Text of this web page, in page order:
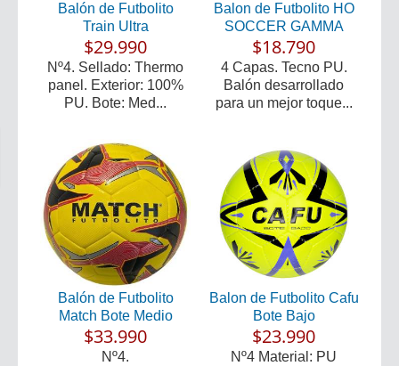
Balón de Futbolito
Train Ultra
$29.990
Nº4. Sellado: Thermo
panel. Exterior: 100%
PU. Bote: Med...
Balon de Futbolito HO
SOCCER GAMMA
$18.790
4 Capas. Tecno PU.
Balón desarrollado
para un mejor toque...
Balón de Futbolito
Match Bote Medio
$33.990
Nº4.
Balon de Futbolito Cafu
Bote Bajo
$23.990
Nº4 Material: PU